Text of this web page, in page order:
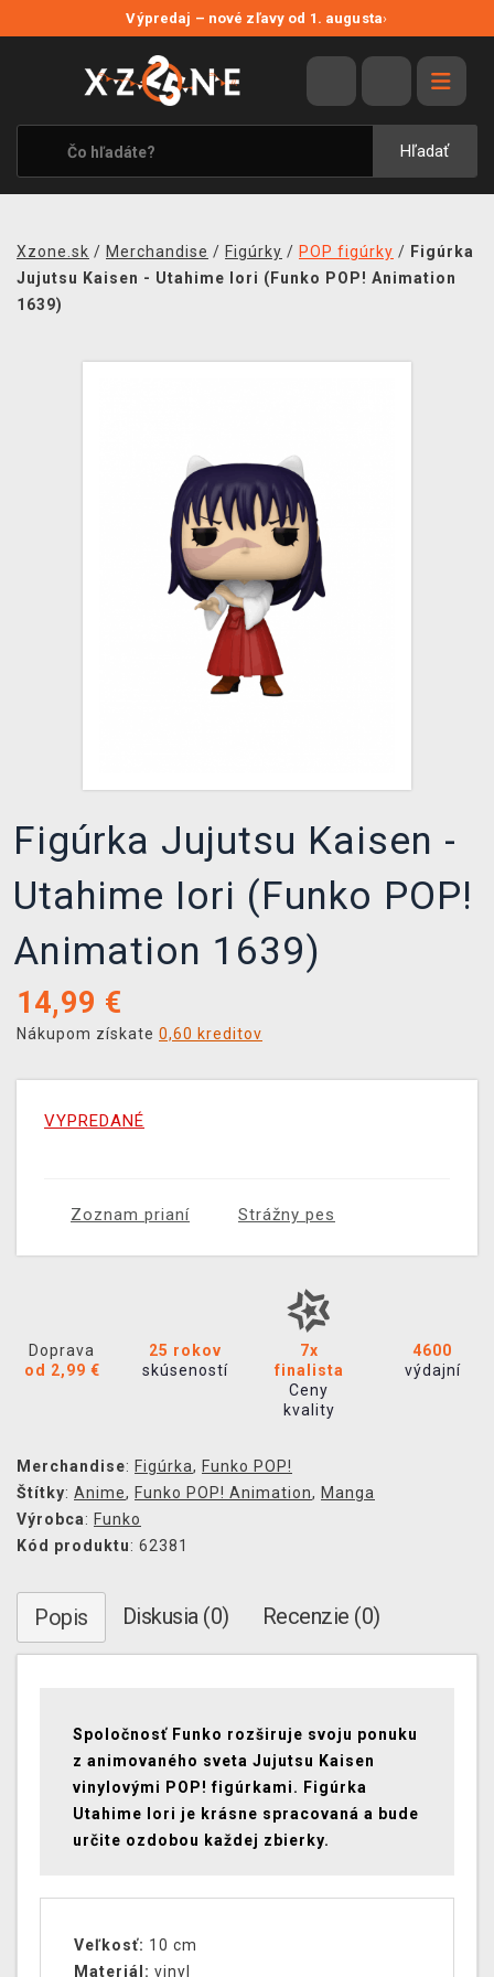
Výpredaj – nové zľavy od 1. augusta›
Hľadať
VÝPREDAJ
VIDEOHRY
XZONE ORIGINALS
TEMATIKY
MERCHANDISE
Xzone.sk / Merchandise / Figúrky / POP figúrky / Figúrka
Jujutsu Kaisen - Utahime Iori (Funko POP! Animation
1639)
Figúrka Jujutsu Kaisen -
Utahime Iori (Funko POP!
Animation 1639)
14,99 €
Nákupom získate 0,60 kreditov
VYPREDANÉ
Zoznam prianí Strážny pes
Doprava
od 2,99 €
25 rokov
skúseností
7x
finalista
Ceny
kvality
4600
výdajní
Merchandise: Figúrka, Funko POP!
Štítky: Anime, Funko POP! Animation, Manga
Výrobca: Funko
Kód produktu: 62381
Popis Diskusia (0) Recenzie (0)
Spoločnosť Funko rozširuje svoju ponuku
z animovaného sveta Jujutsu Kaisen
vinylovými POP! figúrkami. Figúrka
Utahime Iori je krásne spracovaná a bude
určite ozdobou každej zbierky.
Veľkosť: 10 cm
Materiál: vinyl